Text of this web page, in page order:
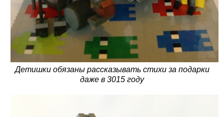
Детишки обязаны рассказывать стихи за подарки
даже в 3015 году